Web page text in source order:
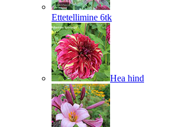
Ettetellimine 6tk
Hea hind